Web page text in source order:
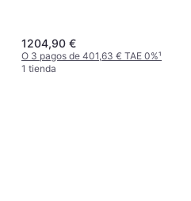
1204,90 €
O 3 pagos de 401,63 € TAE 0%¹
1 tienda